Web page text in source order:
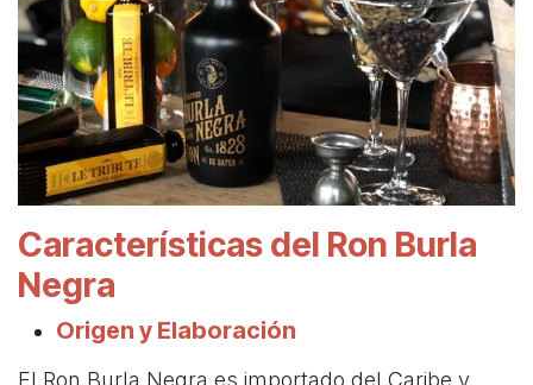
Características del Ron Burla
Negra
Origen y Elaboración
El Ron Burla Negra es importado del Caribe y